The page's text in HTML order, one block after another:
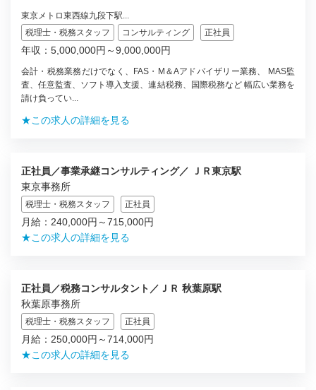
東京メトロ東西線九段下駅...
税理士・税務スタッフ
コンサルティング 正社員
年収：5,000,000円～9,000,000円
会計・税務業務だけでなく、FAS・M＆Aアドバイザリー業務、 MAS監
査、任意監査、ソフト導入支援、連結税務、国際税務など 幅広い業務を
請け負ってい...
★この求人の詳細を見る
正社員／事業承継コンサルティング／ ＪＲ東京駅
東京事務所
税理士・税務スタッフ 正社員
月給：240,000円～715,000円
★この求人の詳細を見る
正社員／税務コンサルタント／ＪＲ 秋葉原駅
秋葉原事務所
税理士・税務スタッフ 正社員
月給：250,000円～714,000円
★この求人の詳細を見る